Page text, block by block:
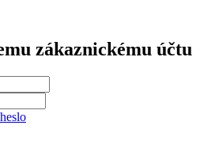
zákaznickému účtu